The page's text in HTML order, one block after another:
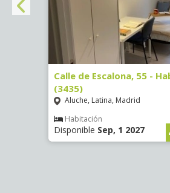
Calle de Escalona, 55 -
(3435)
Aluche, Latina, Madrid
Habitación
Disponible Sep, 1 2027